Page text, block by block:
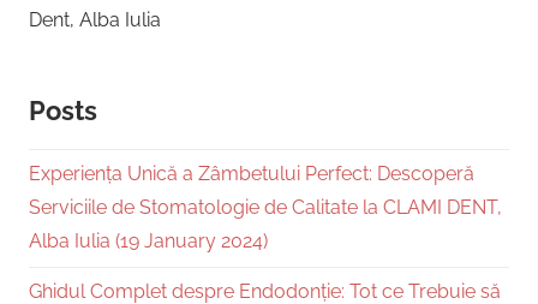
Dent, Alba Iulia
Posts
Experiența Unică a Zâmbetului Perfect: Descoperă
Serviciile de Stomatologie de Calitate la CLAMI DENT,
Alba Iulia (19 January 2024)
Ghidul Complet despre Endodonție: Tot ce Trebuie să